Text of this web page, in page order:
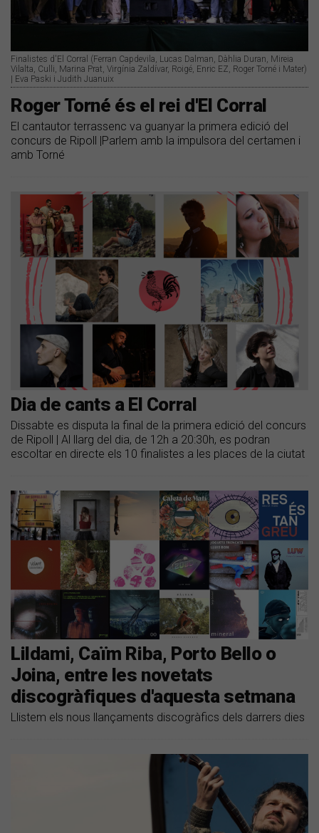
Finalistes d'El Corral (Ferran Capdevila, Lucas Dalman, Dàhlia Duran, Mireia
Vilalta, Culli, Marina Prat, Virgínia Zaldívar, Roigé, Enric EZ, Roger Torné i Mater)
| Eva Paski i Judith Juanuix
Roger Torné és el rei d'El Corral
El cantautor terrassenc va guanyar la primera edició del
concurs de Ripoll |Parlem amb la impulsora del certamen i
amb Torné
Dia de cants a El Corral
Dissabte es disputa la final de la primera edició del concurs
de Ripoll | Al llarg del dia, de 12h a 20:30h, es podran
escoltar en directe els 10 finalistes a les places de la ciutat
Lildami, Caïm Riba, Porto Bello o
Joina, entre les novetats
discogràfiques d'aquesta setmana
​Llistem els nous llançaments discogràfics dels darrers dies